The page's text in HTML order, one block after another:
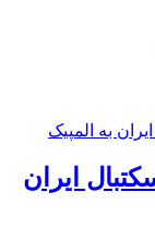
ایران